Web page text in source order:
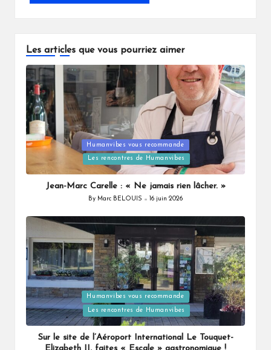
Les articles que vous pourriez aimer
Posted
Humanvibes vous recommande
Les rencontres de Humanvibes
Jean-Marc Carelle : « Ne jamais rien lâcher. »
Posted
By Marc BELOUIS 16 juin 2026
Posted
in
Humanvibes vous recommande
Les rencontres de Humanvibes
Sur le site de l’Aéroport International Le Touquet-